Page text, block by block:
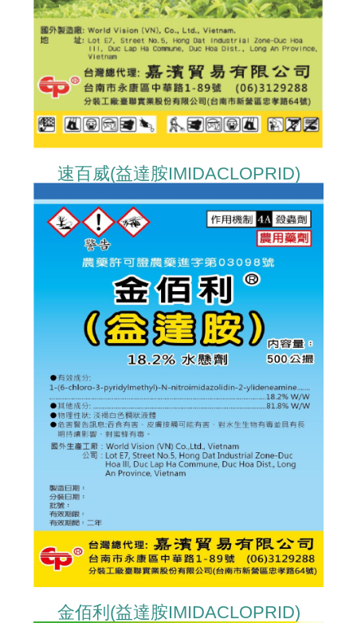
速百威(益達胺IMIDACLOPRID)
金佰利(益達胺IMIDACLOPRID)